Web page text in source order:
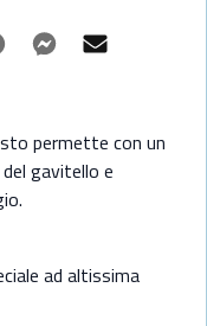
TelegramFacebook
permette con un
gavitello e
ad altissima